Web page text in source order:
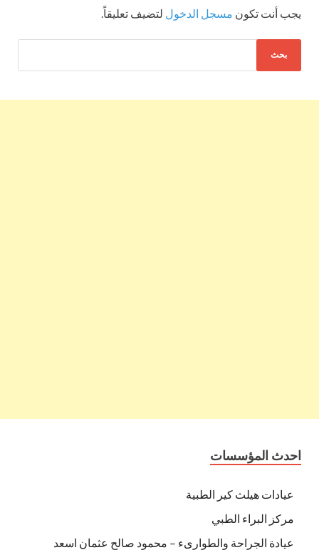
يجب أنت تكون مسجل الدخول لتضيف تعليقاً.
احدث المؤسسات
عيادات هيلث كير الطبية
مركز البراء الطبي
عيادة الجراحة والطوارىء – محمود صالح عثمان اسعد